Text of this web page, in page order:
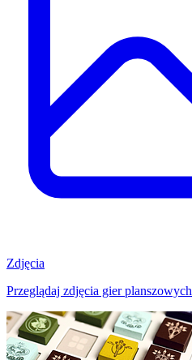
Zdjęcia
Przeglądaj zdjęcia gier planszowych